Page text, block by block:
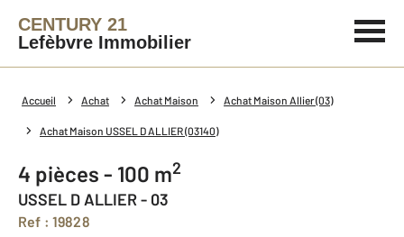
CENTURY 21
Lefèbvre Immobilier
Accueil Achat Achat Maison Achat Maison Allier (03)
Achat Maison USSEL D ALLIER (03140)
4 pièces - 100 m2
USSEL D ALLIER - 03
Ref : 19828